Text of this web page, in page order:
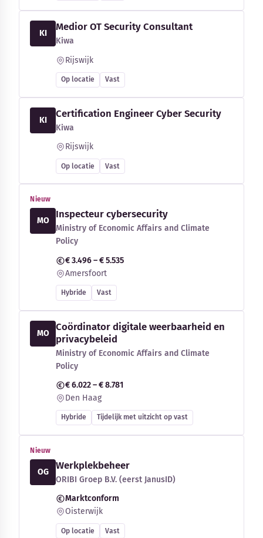
KI
Medior OT Security Consultant
Kiwa
Rijswijk
Op locatie Vast
KI
Certification Engineer Cyber Security
Kiwa
Rijswijk
Op locatie Vast
Nieuw
MO
Inspecteur cybersecurity
Ministry of Economic Affairs and Climate
Policy
€ 3.496 – € 5.535
Amersfoort
Hybride Vast
MO
Coördinator digitale weerbaarheid en
privacybeleid
Ministry of Economic Affairs and Climate
Policy
€ 6.022 – € 8.781
Den Haag
Hybride Tijdelijk met uitzicht op vast
Nieuw
OG
Werkplekbeheer
ORIBI Groep B.V. (eerst JanusID)
Marktconform
Oisterwijk
Op locatie Vast